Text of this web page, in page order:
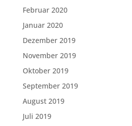
Februar 2020
Januar 2020
Dezember 2019
November 2019
Oktober 2019
September 2019
August 2019
Juli 2019